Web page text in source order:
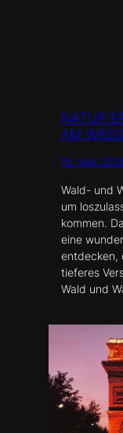
NATUR
AM
15. Mai
Wald- und
um
kommen.
eine
entdecken,
tieferes
Wald und